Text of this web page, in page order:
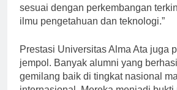
sesuai dengan perkembangan
ilmu pengetahuan dan teknologi.”
Prestasi Universitas Alma Ata juga
jempol. Banyak alumni yang
gemilang baik di tingkat nasional